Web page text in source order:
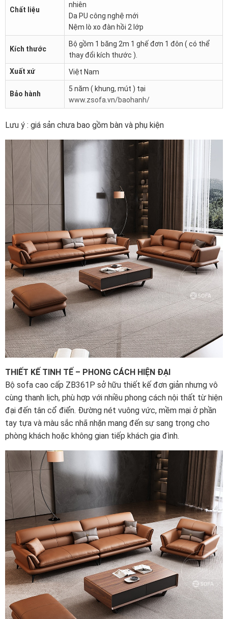
Chất liệu
nhiên
Da PU công nghệ mới
Nệm lò xo đàn hồi 2 lớp
Kích thước
Bộ gồm 1 băng 2m 1 ghế đơn 1 đôn ( có thể
thay đổi kích thước ).
Xuất xứ
Việt Nam
Bảo hành
5 năm ( khung, mút ) tại
www.zsofa.vn/baohanh/
Lưu ý : giá sản chưa bao gồm bàn và phụ kiện
THIẾT KẾ TINH TẾ – PHONG CÁCH HIỆN ĐẠI
Bộ sofa cao cấp ZB361P sở hữu thiết kế đơn giản nhưng vô
cùng thanh lịch, phù hợp với nhiều phong cách nội thất từ hiện
đại đến tân cổ điển. Đường nét vuông vức, mềm mại ở phần
tay tựa và màu sắc nhã nhặn mang đến sự sang trọng cho
phòng khách hoặc không gian tiếp khách gia đình.